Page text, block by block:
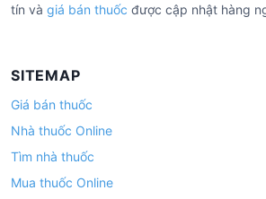
tín và giá bán thuốc được cập nhật hàng
SITEMAP
Giá bán thuốc
Nhà thuốc Online
Tìm nhà thuốc
Mua thuốc Online